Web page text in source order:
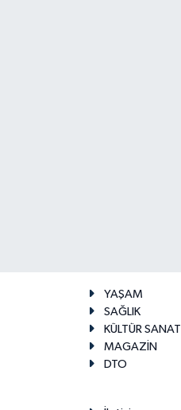
YAŞAM
SAĞLIK
KÜLTÜR SANAT
MAGAZİN
DTO